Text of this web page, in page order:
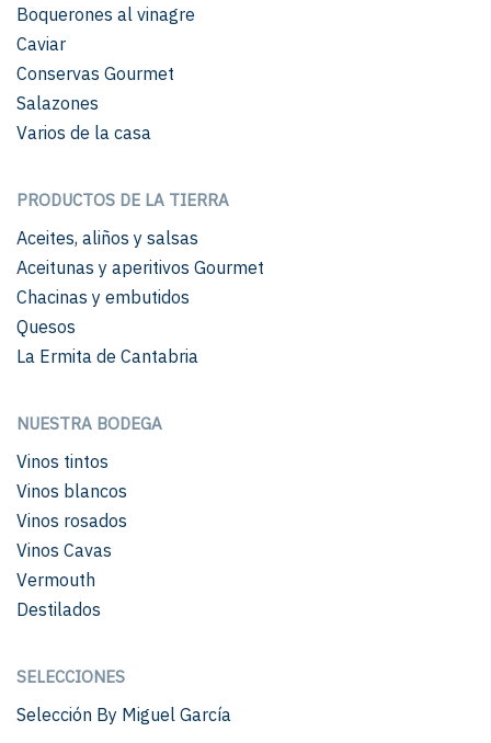
Boquerones al vinagre
Caviar
Conservas Gourmet
Salazones
Varios de la casa
PRODUCTOS DE LA TIERRA
Aceites, aliños y salsas
Aceitunas y aperitivos Gourmet
Chacinas y embutidos
Quesos
La Ermita de Cantabria
NUESTRA BODEGA
Vinos tintos
Vinos blancos
Vinos rosados
Vinos Cavas
Vermouth
Destilados
SELECCIONES
Selección By Miguel García